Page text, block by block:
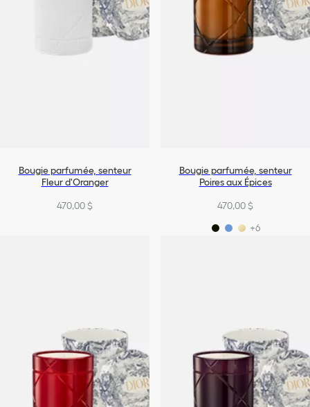
Bougie parfumée, senteur
Fleur d'Oranger
470,00 $
Bougie parfumée, senteur
Poires aux Épices
470,00 $
+6